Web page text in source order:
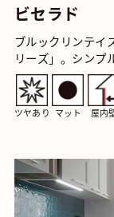
ビセラド
ブルックリンテイ
リーズ」。シンプ
やサニタリースペ
ツヤあり マット 屋内